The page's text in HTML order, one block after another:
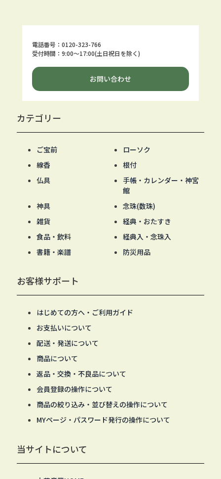
電話番号：0120-323-766
受付時間：9:00～17:00(土日祝日を除く)
お問い合わせ
カテゴリー
ご宝前
ローソク
線香
根付
仏具
手帳・カレンダー・神宮
館
神具
念珠(数珠)
雑貨
経典・おたすき
食品・飲料
経典入・念珠入
書籍・楽譜
防災用品
お客様サポート
はじめての方へ・ご利用ガイド
お支払いについて
配送・発送について
商品について
返品・交換・不良品について
会員登録の操作について
商品の絞り込み・並び替えの操作について
MYページ・パスワード発行の操作について
当サイトについて